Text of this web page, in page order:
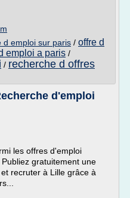
d emploi sur paris / offre d
emploi a paris /
/ recherche d offres
d'emploi
les offres d'emploi
gratuitement une
recruter à Lille grâce à